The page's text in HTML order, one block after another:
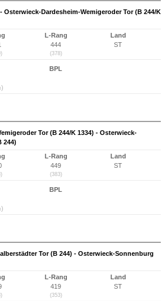
Osterwieck-Dardesheim-Wemigeroder Tor (B 244/K
L-Rang
444
(378)
Land
ST
BPL
Tor (B 244/K 1334) - Osterwieck-
244)
L-Rang
449
(383)
Land
ST
BPL
Tor (B 244) - Osterwieck-Sonnenburg
L-Rang
419
(353)
Land
ST